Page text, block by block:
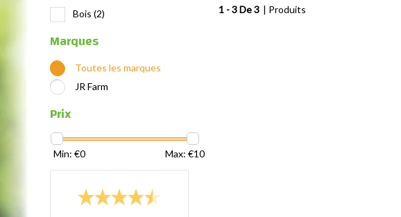
Bois (2)
Marques
Toutes les marques
JR Farm
Prix
Min: €0 Max: €10
1 - 3 De 3 | Produits